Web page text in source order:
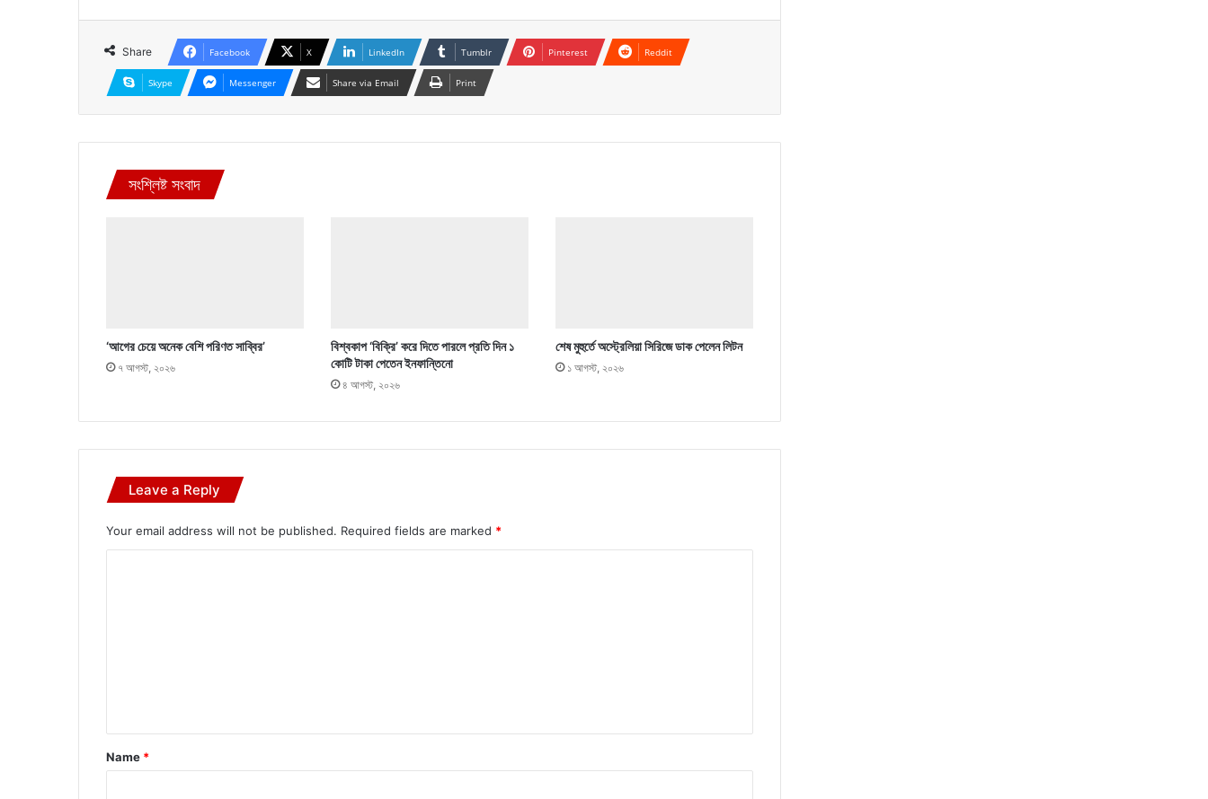
Share Facebook X LinkedIn Tumblr Pinterest Reddit
Skype Messenger Share via Email Print
সংশ্লিষ্ট সংবাদ
‘আগের চেয়ে অনেক বেশি পরিণত সাব্বির’
৭ আগস্ট, ২০২৬
বিশ্বকাপ ‘বিক্রি’ করে দিতে পারলে প্রতি দিন ১
কোটি টাকা পেতেন ইনফান্তিনো
৪ আগস্ট, ২০২৬
শেষ মুহুর্তে অস্ট্রেলিয়া সিরিজে ডাক পেলেন লিটন
১ আগস্ট, ২০২৬
Leave a Reply
Your email address will not be published. Required fields are marked *
*
Name *